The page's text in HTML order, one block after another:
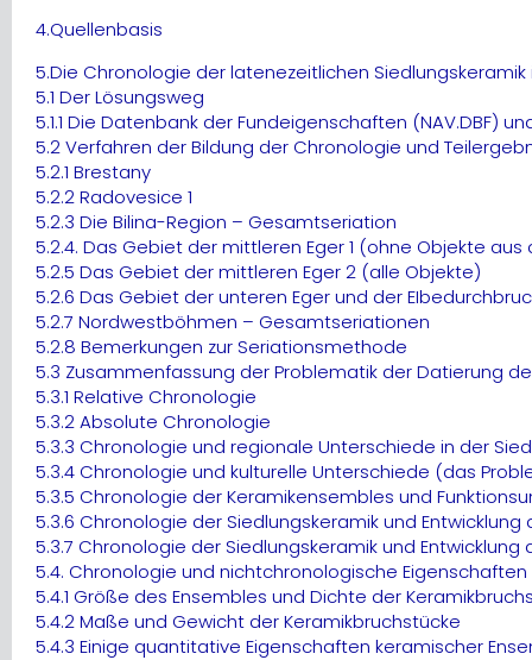
4.Quellenbasis
5.Die Chronologie der latenezeitlichen
5.1 Der Lösungsweg
5.1.1 Die Datenbank der Fundeigenschaften (NAV.DBF)
5.2 Verfahren der Bildung der Chronologie und
5.2.1 Brestany
5.2.2 Radovesice 1
5.2.3 Die Bilina-Region – Gesamtseriation
5.2.4. Das Gebiet der mittleren Eger 1 (ohne Objekte aus
5.2.5 Das Gebiet der mittleren Eger 2 (alle Objekte)
5.2.6 Das Gebiet der unteren Eger und der
5.2.7 Nordwestböhmen – Gesamtseriationen
5.2.8 Bemerkungen zur Seriationsmethode
5.3 Zusammenfassung der Problematik der Datierung
5.3.1 Relative Chronologie
5.3.2 Absolute Chronologie
5.3.3 Chronologie und regionale Unterschiede in der
5.3.4 Chronologie und kulturelle Unterschiede (das
5.3.5 Chronologie der Keramikensembles und
5.3.6 Chronologie der Siedlungskeramik und
5.3.7 Chronologie der Siedlungskeramik und Entwicklung
5.4. Chronologie und nichtchronologische
5.4.1 Größe des Ensembles und Dichte der
5.4.2 Maße und Gewicht der Keramikbruchstücke
5.4.3 Einige quantitative Eigenschaften keramischer